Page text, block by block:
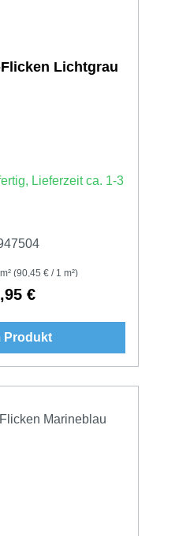
von 5 von 5 Sternen
Lichtgrau
Lieferzeit ca. 1-3
(90,45 € / 1 m²)
Preis:
€
Produkt